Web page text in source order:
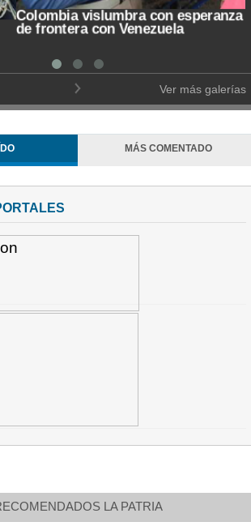
orejudo al Ecoparque Los
Ver más galerías
MÁS COMENTADO
LA PATRIA